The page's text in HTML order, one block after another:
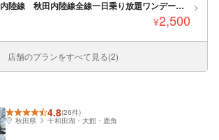
内陸線 秋田内陸線全線一日乗り放題ワンデーパ
¥2,500
店舗のプランをすべて見る(2)
4.8(26件)
秋田県
十和田湖・大館・鹿角